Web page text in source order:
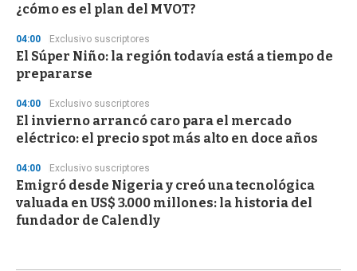
¿cómo es el plan del MVOT?
04:00 Exclusivo suscriptores
El Súper Niño: la región todavía está a tiempo de
prepararse
04:00 Exclusivo suscriptores
El invierno arrancó caro para el mercado
eléctrico: el precio spot más alto en doce años
04:00 Exclusivo suscriptores
Emigró desde Nigeria y creó una tecnológica
valuada en US$ 3.000 millones: la historia del
fundador de Calendly